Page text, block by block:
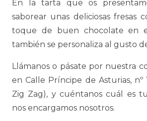
En la tarta que os
saborear unas deliciosas fresas
toque de buen chocolate en
también se personaliza al gusto
Llámanos o pásate por nuestra
en Calle Príncipe de Asturias, nº
Zig Zag), y cuéntanos cuál es
nos encargamos nosotros.